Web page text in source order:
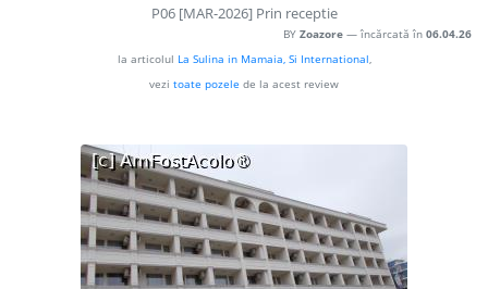
P06 [MAR-2026] Prin receptie
BY Zoazore — încărcată în 06.04.26
la articolul La Sulina in Mamaia, Si International,
vezi toate pozele de la acest review